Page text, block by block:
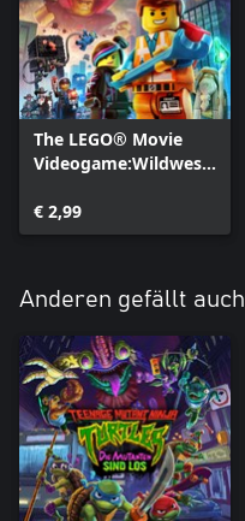
The LEGO® Movie
Videogame:Wildwest-
€ 2,99
Anderen gefällt auch